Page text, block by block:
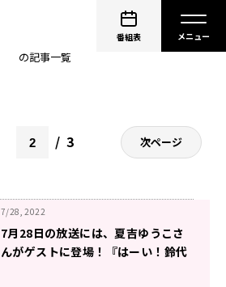
番組表
の記事一覧
3 次ページ
7/28, 2022
7月28日の放送には、夏吉ゆうこさ
んがゲストに登場！『はーい！鈴代